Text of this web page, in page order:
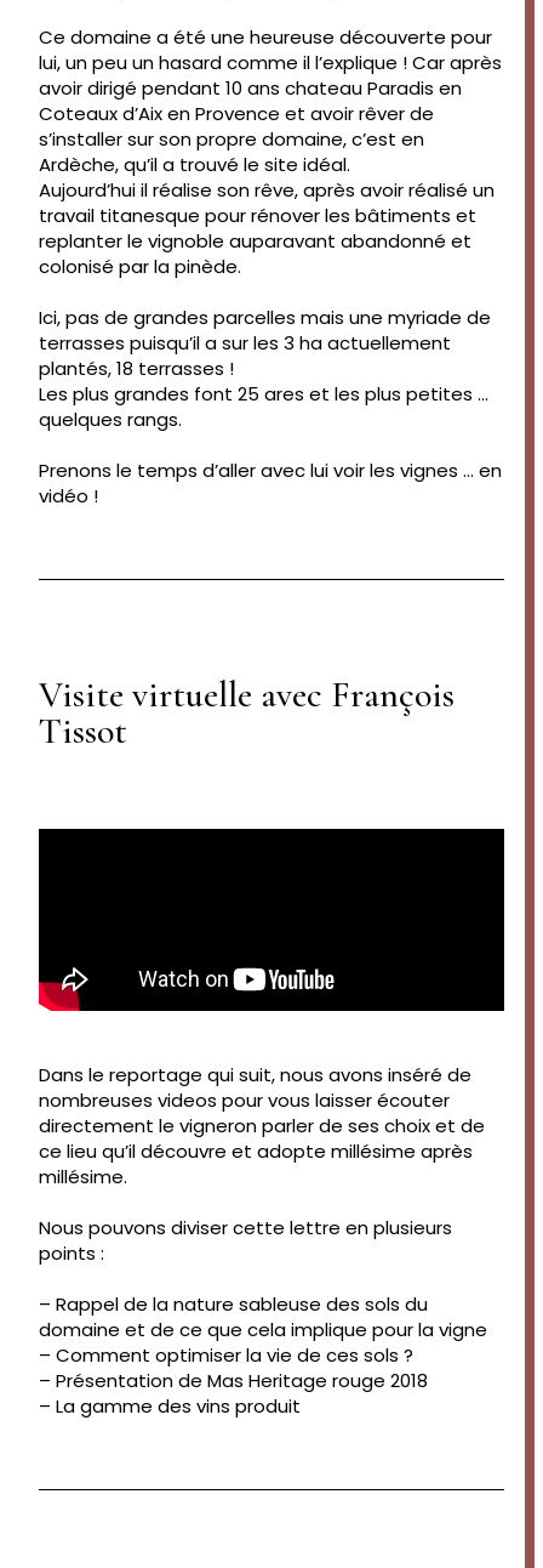
Ce domaine a été une heureuse découverte pour
lui, un peu un hasard comme il l’explique ! Car après
avoir dirigé pendant 10 ans chateau Paradis en
Coteaux d’Aix en Provence et avoir rêver de
s’installer sur son propre domaine, c’est en
Ardèche, qu’il a trouvé le site idéal.
Aujourd’hui il réalise son rêve, après avoir réalisé un
travail titanesque pour rénover les bâtiments et
replanter le vignoble auparavant abandonné et
colonisé par la pinède.
Ici, pas de grandes parcelles mais une myriade de
terrasses puisqu’il a sur les 3 ha actuellement
plantés, 18 terrasses !
Les plus grandes font 25 ares et les plus petites …
quelques rangs.
Prenons le temps d’aller avec lui voir les vignes … en
vidéo !
Visite virtuelle avec François
Tissot
Dans le reportage qui suit, nous avons inséré de
nombreuses videos pour vous laisser écouter
directement le vigneron parler de ses choix et de
ce lieu qu’il découvre et adopte millésime après
millésime.
Nous pouvons diviser cette lettre en plusieurs
points :
– Rappel de la nature sableuse des sols du
domaine et de ce que cela implique pour la vigne
– Comment optimiser la vie de ces sols ?
– Présentation de Mas Heritage rouge 2018
– La gamme des vins produit